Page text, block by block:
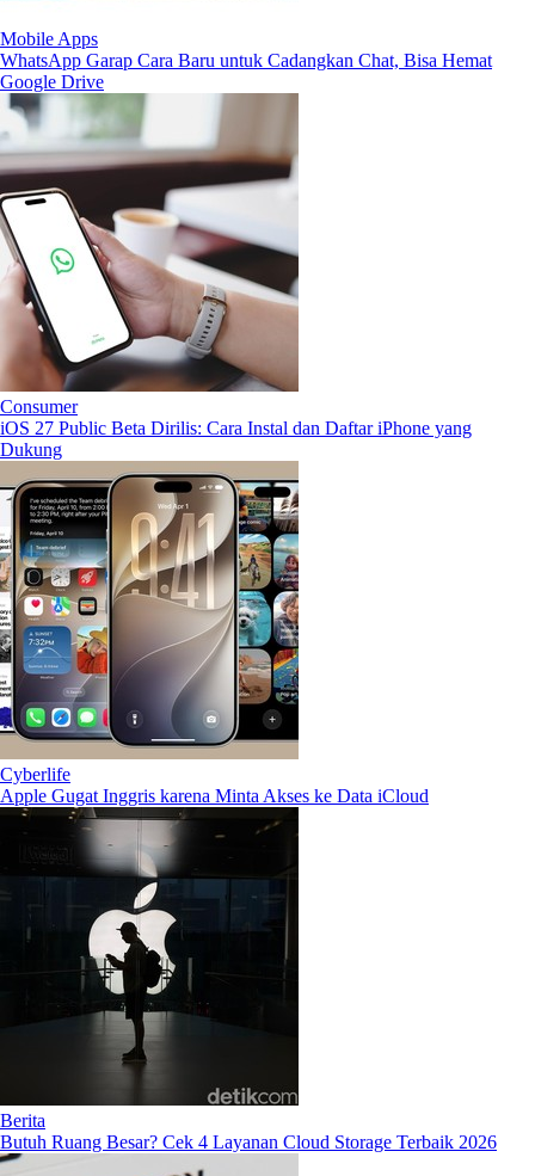
Mobile Apps
WhatsApp Garap Cara Baru untuk Cadangkan Chat, Bisa Hemat
Google Drive
Consumer
iOS 27 Public Beta Dirilis: Cara Instal dan Daftar iPhone yang
Dukung
Cyberlife
Apple Gugat Inggris karena Minta Akses ke Data iCloud
Berita
Butuh Ruang Besar? Cek 4 Layanan Cloud Storage Terbaik 2026